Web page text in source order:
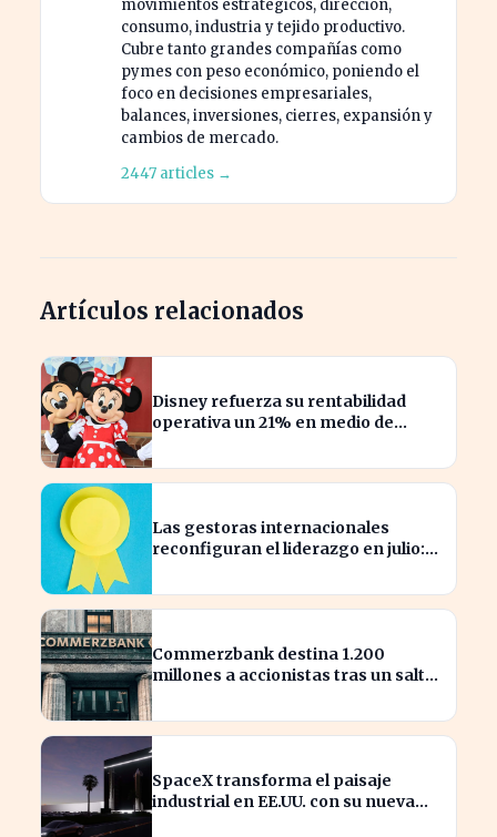
movimientos estratégicos, dirección,
consumo, industria y tejido productivo.
Cubre tanto grandes compañías como
pymes con peso económico, poniendo el
foco en decisiones empresariales,
balances, inversiones, cierres, expansión y
cambios de mercado.
2447 articles →
Artículos relacionados
Disney refuerza su rentabilidad
operativa un 21% en medio de
Las gestoras internacionales
reconfiguran el liderazgo en julio:
nombrados?
Commerzbank destina 1.200
millones a accionistas tras un salto
SpaceX transforma el paisaje
industrial en EE.UU. con su nueva